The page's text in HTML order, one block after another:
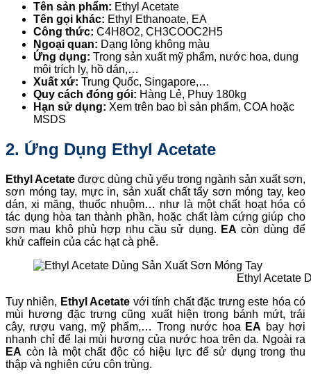
Tên sản phẩm: Ethyl Acetate
Tên gọi khác: Ethyl Ethanoate, EA
Công thức: C4H8O2, CH3COOC2H5
Ngoại quan: Dạng lỏng không màu
Ứng dụng: Trong sản xuất mỹ phẩm, nước hoa, dung
môi trích ly, hồ dán,…
Xuất xứ: Trung Quốc, Singapore,…
Quy cách đóng gói: Hàng Lẻ, Phuy 180kg
Hạn sử dụng: Xem trên bao bì sản phẩm, COA hoặc
MSDS
2. Ứng Dụng Ethyl Acetate
Ethyl Acetate được dùng chủ yếu trong ngành sản xuất sơn,
sơn móng tay, mực in, sản xuất chất tẩy sơn móng tay, keo
dán, xi măng, thuốc nhuộm… như là một chất hoạt hóa có
tác dụng hòa tan thành phần, hoặc chất làm cứng giúp cho
sơn mau khô phù hợp nhu cầu sử dụng. EA còn dùng để
khử caffein của các hạt cà phê.
Ethyl Acetate
Tuy nhiên, Ethyl Acetate với tính chất đặc trưng este hóa có
mùi hương đặc trưng cũng xuất hiện trong bánh mứt, trái
cây, rượu vang, mỹ phẩm,… Trong nước hoa EA bay hơi
nhanh chỉ để lại mùi hương của nước hoa trên da. Ngoài ra
EA còn là một chất độc có hiệu lực để sử dụng trong thu
thập và nghiên cứu côn trùng.